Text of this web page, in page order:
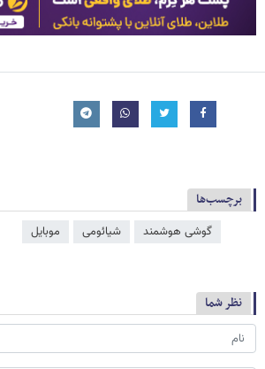
برچسب‌ها
گوشی هوشمند شیائومی موبایل
نظر شما